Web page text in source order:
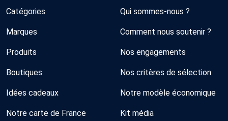
Catégories
Marques
Produits
Boutiques
Idées cadeaux
Notre carte de France
Qui sommes-nous ?
Comment nous soutenir ?
Nos engagements
Nos critères de sélection
Notre modèle économique
Kit média